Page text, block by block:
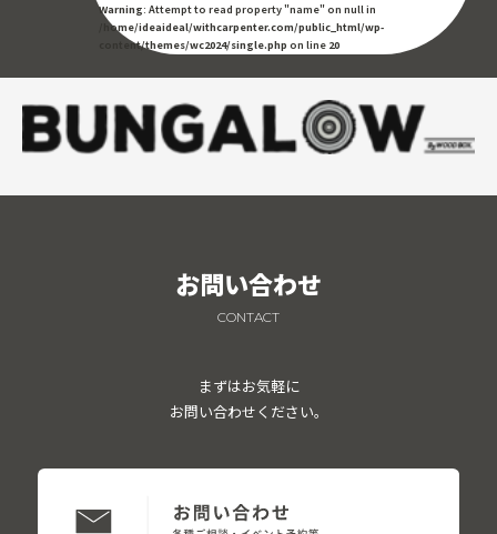
Warning: Attempt to read property "name" on null in
/home/ideaideal/withcarpenter.com/public_html/wp-
content/themes/wc2024/single.php on line 20
お問い合わせ
CONTACT
まずはお気軽に
お問い合わせください。